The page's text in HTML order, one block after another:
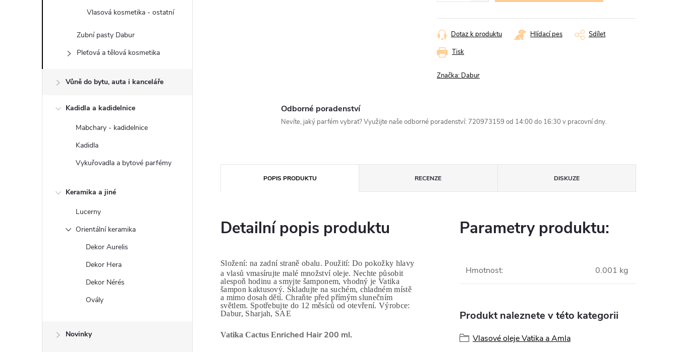
Vlasová kosmetika - ostatní
Zubní pasty Dabur
Pleťová a tělová kosmetika
Vůně do bytu, auta i kanceláře
Kadidla a kadidelnice
Mabchary - kadidelnice
Kadidla
Vykuřovadla a bytové parfémy
Keramika a jiné
Lucerny
Orientální keramika
Dekor Aurelis
Dekor Hera
Dekor Nérés
Ovály
Novinky
Tisk
Dotaz k produktu Hlídací pes Sdílet
Značka: Dabur
Odborné poradenství
Nevíte, jaký parfém vybrat? Využijte naše odborné poradenství: 720973159 od 14:00 do 16:30 v pracovní dny.
POPIS PRODUKTU RECENZE DISKUZE
Detailní popis produktu
Složení: na zadní straně obalu. Použití: Do pokožky hlavy
a vlasů vmasírujte malé množství oleje. Nechte působit
alespoň hodinu a smyjte šamponem, vhodný je Vatika
šampon kaktusový. Skladujte na suchém, chladném místě
a mimo dosah dětí. Chraňte před přímým slunečním
světlem. Spotřebujte do 12 měsíců od otevření. Výrobce:
Dabur, Sharjah, SAE
Vatika Cactus Enriched Hair 200 ml.
Parametry produktu:
Hmotnost: 0.001 kg
Produkt naleznete v této kategorii
Vlasové oleje Vatika a Amla